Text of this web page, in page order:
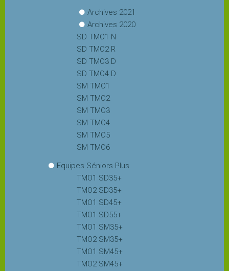
Archives 2021
Archives 2020
SD TMO1 N
SD TMO2 R
SD TMO3 D
SD TMO4 D
SM TMO1
SM TMO2
SM TMO3
SM TMO4
SM TMO5
SM TMO6
Equipes Séniors Plus
TMO1 SD35+
TMO2 SD35+
TMO1 SD45+
TMO1 SD55+
TMO1 SM35+
TMO2 SM35+
TMO1 SM45+
TMO2 SM45+